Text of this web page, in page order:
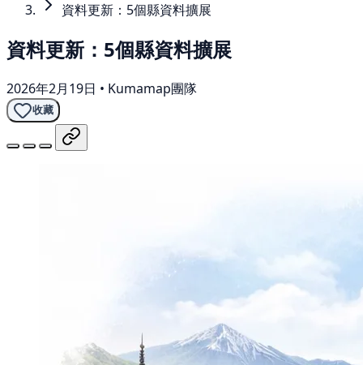
資料更新：5個縣資料擴展
資料更新：5個縣資料擴展
2026年2月19日 • Kumamap團隊
收藏